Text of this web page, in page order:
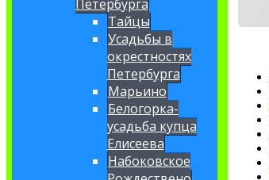
Петербурга
Тайцы
Усадьбы в
окрестностях
Петербурга
Марьино
Белогорка-
усадьба купца
Елисеева
Набоковское